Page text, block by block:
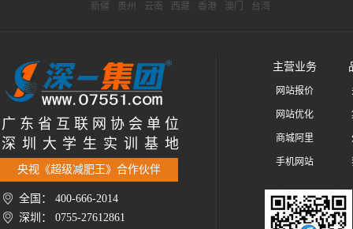
新疆
贵州 云南 西藏 香港 澳门 台湾
广 东 省 互 联 网 协 会 单 位
深 圳 大 学 生 实 训 基 地
央视《超级减肥王》合作伙伴
全国： 400-666-2014
深圳： 0755-27612861
主营业务
网站报价
网站优化
商城阿里
手机网站